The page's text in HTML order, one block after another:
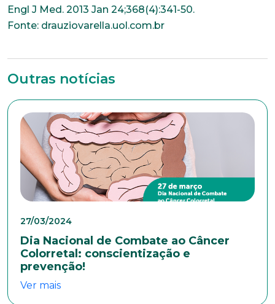
Engl J Med. 2013 Jan 24;368(4):341-50.
Fonte: drauziovarella.uol.com.br
Outras notícias
27/03/2024
Dia Nacional de Combate ao Câncer
Colorretal: conscientização e
prevenção!
Ver mais
colaboradores. Preencha todos os dados abaixo e
anexe seu currículo.
*Campos obrigatórios
Nome completo*
E-mail*
Telefone
Endereço
Bairro